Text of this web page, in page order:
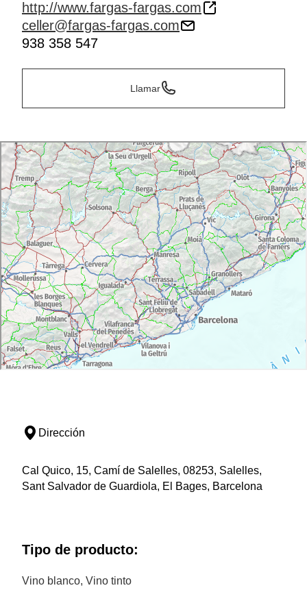
http://www.fargas-fargas.com
celler@fargas-fargas.com
938 358 547
Llamar
Dirección
Cal Quico, 15, Camí de Salelles, 08253, Salelles,
Sant Salvador de Guardiola, El Bages, Barcelona
Tipo de producto:
Vino blanco, Vino tinto